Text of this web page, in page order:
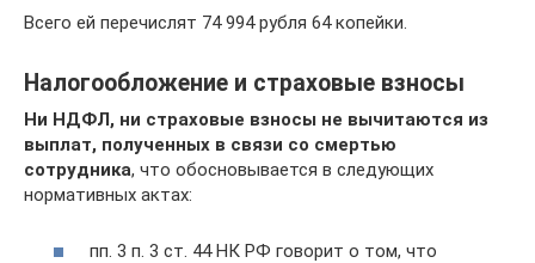
Всего ей перечислят 74 994 рубля 64 копейки.
Налогообложение и страховые взносы
Ни НДФЛ, ни страховые взносы не вычитаются из
выплат, полученных в связи со смертью
сотрудника, что обосновывается в следующих
нормативных актах:
пп. 3 п. 3 ст. 44 НК РФ говорит о том, что